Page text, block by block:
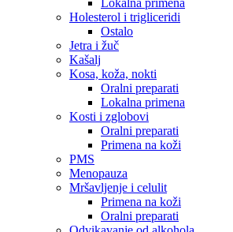
Lokalna primena
Holesterol i trigliceridi
Ostalo
Jetra i žuč
Kašalj
Kosa, koža, nokti
Oralni preparati
Lokalna primena
Kosti i zglobovi
Oralni preparati
Primena na koži
PMS
Menopauza
Mršavljenje i celulit
Primena na koži
Oralni preparati